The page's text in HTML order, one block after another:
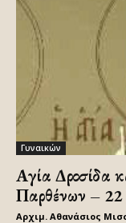
Γυναικών
Αγία Δροσίδα
Παρθένων – 22
Αρχιμ. Αθανάσιος